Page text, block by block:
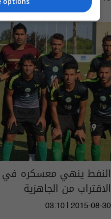
النفط ينهي معسكره في
الاقتراب من الجاهزية
03:10 | 2015-08-30